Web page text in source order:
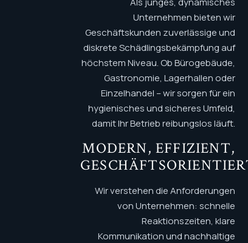
Unternehmen bieten wir
Geschäftskunden zuverlässige und
diskrete Schädlingsbekämpfung auf
höchstem Niveau. Ob Bürogebäude,
Gastronomie, Lagerhallen oder
Einzelhandel – wir sorgen für ein
hygienisches und sicheres Umfeld,
damit Ihr Betrieb reibungslos läuft.
MODERN, EFFIZIENT,
Wir verstehen die Anforderungen
von Unternehmen: schnelle
Reaktionszeiten, klare
Kommunikation und nachhaltige